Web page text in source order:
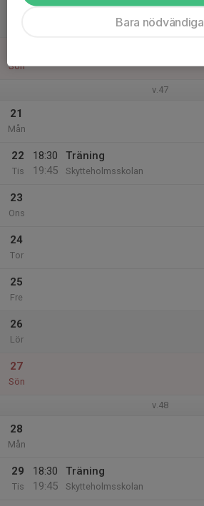
Sön
v.47
21
Mån
22
Tis
18:30
19:45
Träning
Skytteholmsskolan
23
Ons
24
Tor
25
Fre
26
Lör
27
Sön
v.48
28
Mån
29
Tis
18:30
19:45
Träning
Skytteholmsskolan
Bara nödvändiga